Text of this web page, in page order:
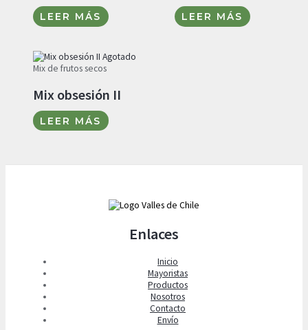
LEER MÁS LEER MÁS
Agotado
Mix de frutos secos
Mix obsesión II
LEER MÁS
Enlaces
Inicio
Mayoristas
Productos
Nosotros
Contacto
Envío